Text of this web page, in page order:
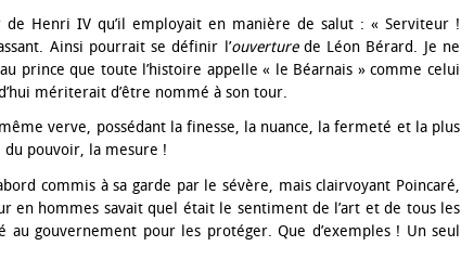
de Henri IV qu’il employait en manière de salut : « Serviteur !
Ainsi pourrait se définir l’ouverture de Léon Bérard. Je ne
prince que toute l’histoire appelle « le Béarnais » comme celui
mériterait d’être nommé à son tour.
verve, possédant la finesse, la nuance, la fermeté et la plus
du pouvoir, la mesure !
commis à sa garde par le sévère, mais clairvoyant Poincaré,
en hommes savait quel était le sentiment de l’art et de tous les
au gouvernement pour les protéger. Que d’exemples ! Un seul